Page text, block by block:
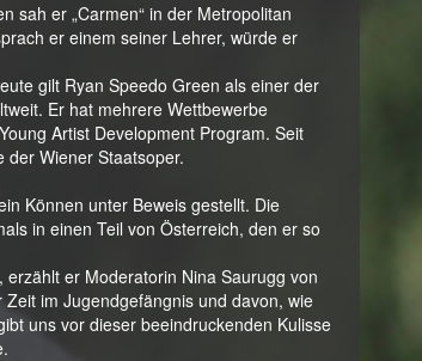
sah er „Carmen“ in der Metropolitan
er einem seiner Lehrer, würde er
gilt Ryan Speedo Green als einer der
Er hat mehrere Wettbewerbe
Artist Development Program. Seit
der Wiener Staatsoper.
Können unter Beweis gestellt. Die
in einen Teil von Österreich, den er so
er Moderatorin Nina Saurugg von
im Jugendgefängnis und davon, wie
uns vor dieser beeindruckenden Kulisse